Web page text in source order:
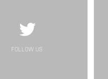
FOLLOW US